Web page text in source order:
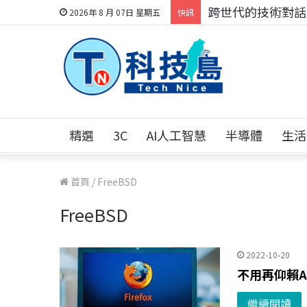
2026年 8 月 07日 星期五 快訊 跨世代的技術對
精選 3C AI人工智慧 半導體 生活
首頁 / FreeBSD
FreeBSD
2022-10-20
不用再仰賴
繼續閱讀